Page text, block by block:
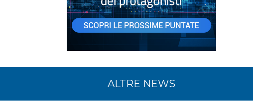
ALTRE NEWS